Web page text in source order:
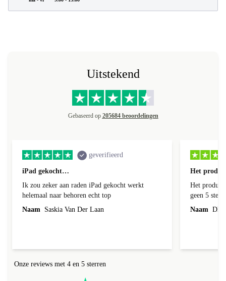
Uitstekend
Gebaseerd op 205684 beoordelingen
geverifieerd
iPad gekocht…
Ik zou zeker aan raden iPad gekocht werkt
helemaal naar behoren echt top
Naam
Saskia Van Der Laan
Het
Het product
geen 5 sterren geef is de onduidelijke
Naam Dhr.
Onze reviews met 4 en 5 sterren